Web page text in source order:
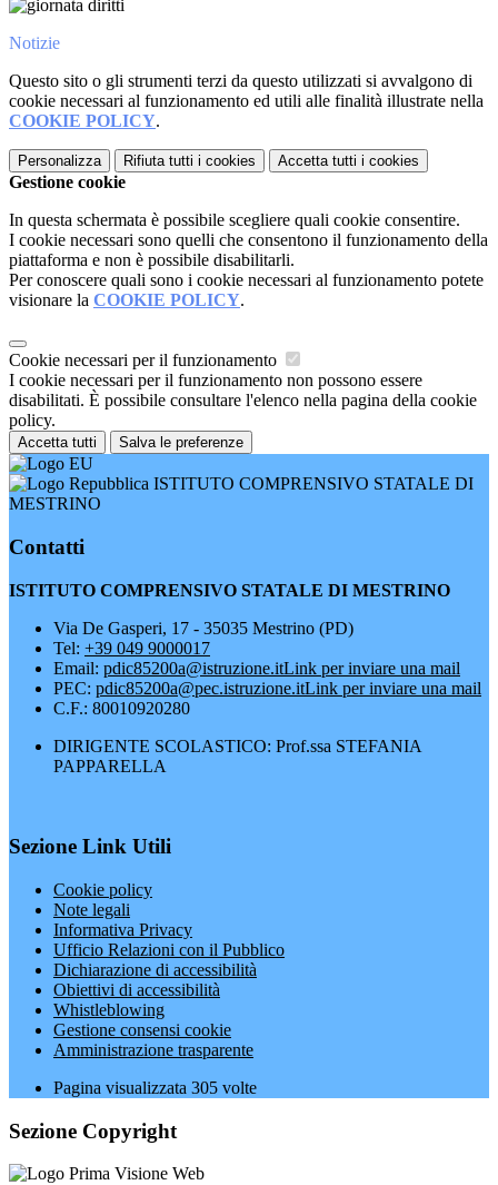
Notizie
Questo sito o gli strumenti terzi da questo utilizzati si avvalgono di
cookie necessari al funzionamento ed utili alle finalità illustrate nella
COOKIE POLICY.
Personalizza Rifiuta tutti i cookies Accetta tutti i cookies
Gestione cookie
In questa schermata è possibile scegliere quali cookie consentire.
I cookie necessari sono quelli che consentono il funzionamento della
piattaforma e non è possibile disabilitarli.
Per conoscere quali sono i cookie necessari al funzionamento potete
visionare la COOKIE POLICY.
Cookie necessari per il funzionamento
I cookie necessari per il funzionamento non possono essere
disabilitati. È possibile consultare l'elenco nella pagina della cookie
policy.
Accetta tutti Salva le preferenze
ISTITUTO COMPRENSIVO STATALE DI
MESTRINO
Contatti
ISTITUTO COMPRENSIVO STATALE DI MESTRINO
Via De Gasperi, 17 - 35035 Mestrino (PD)
Tel: +39 049 9000017
Email: pdic85200a@istruzione.itLink per inviare una mail
PEC: pdic85200a@pec.istruzione.itLink per inviare una mail
C.F.: 80010920280
DIRIGENTE SCOLASTICO: Prof.ssa STEFANIA
PAPPARELLA
Sezione Link Utili
Cookie policy
Note legali
Informativa Privacy
Ufficio Relazioni con il Pubblico
Dichiarazione di accessibilità
Obiettivi di accessibilità
Whistleblowing
Gestione consensi cookie
Amministrazione trasparente
Pagina visualizzata 305 volte
Sezione Copyright